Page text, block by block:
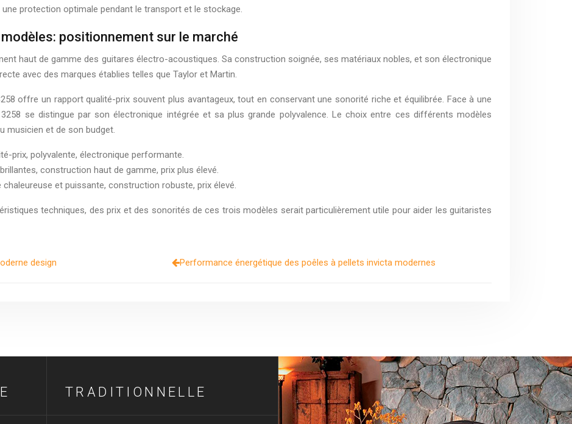
protection optimale pendant le transport et le stockage.
positionnement sur le marché
haut de gamme des guitares électro-acoustiques. Sa construction soignée, ses matériaux nobles, et son électronique
avec des marques établies telles que Taylor et Martin.
offre un rapport qualité-prix souvent plus avantageux, tout en conservant une sonorité riche et équilibrée. Face à une
se distingue par son électronique intégrée et sa plus grande polyvalence. Le choix entre ces différents modèles
musicien et de son budget.
prix, polyvalente, électronique performante.
construction haut de gamme, prix plus élevé.
et puissante, construction robuste, prix élevé.
techniques, des prix et des sonorités de ces trois modèles serait particulièrement utile pour aider les guitaristes
design Performance énergétique des poêles à pellets invicta modernes
TRADITIONNELLE